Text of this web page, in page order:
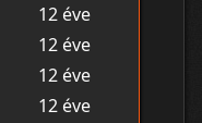
12 éve
12 éve
12 éve
12 éve